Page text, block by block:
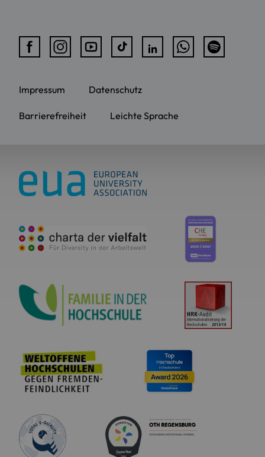
Impressum Datenschutz
Barrierefreiheit Leichte Sprache